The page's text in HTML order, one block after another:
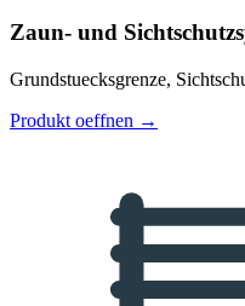
Zaun- und
Grundstuecksgrenze,
Produkt oeffnen →